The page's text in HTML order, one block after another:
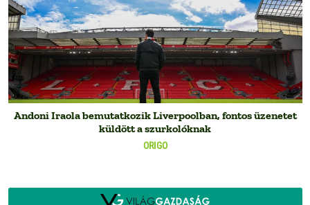
ORIGO
Andoni Iraola bemutatkozik Liverpoolban, fontos üzenetet
küldött a szurkolóknak